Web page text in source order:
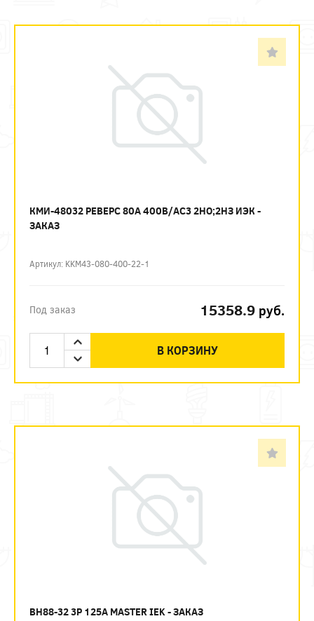
КМИ-48032 РЕВЕРС 80А 400В/АС3 2НО;2НЗ ИЭК -
ЗАКАЗ
Артикул: KKM43-080-400-22-1
Под заказ 15358.9 руб.
В КОРЗИНУ
ВН88-32 3P 125А MASTER IEK - ЗАКАЗ